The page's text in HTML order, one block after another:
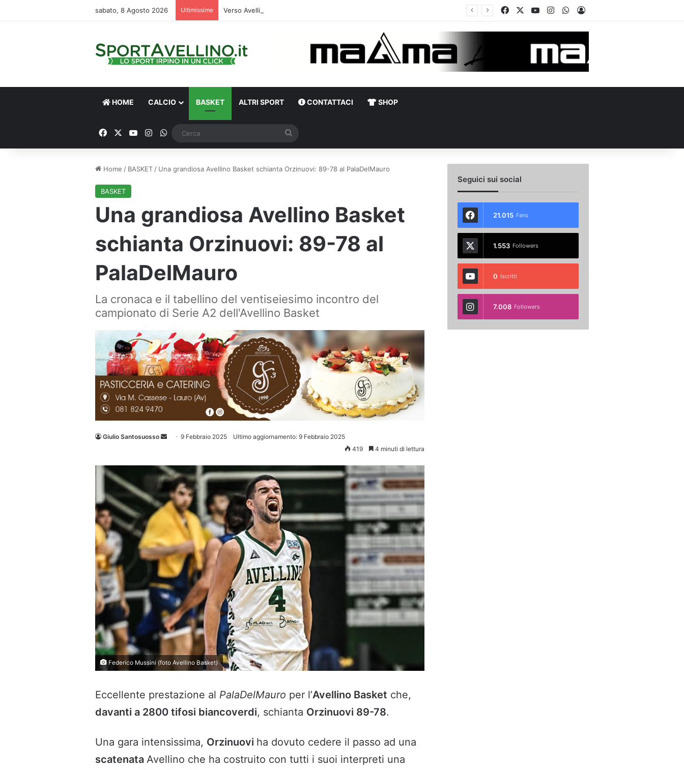
sabato, 8 Agosto 2026 Ultimissime Verso Avellino-Torino, il focus sulla formazione granata FacebookYou TubeInstagramWhatsApp
Accedi
HOME CALCIO BASKET ALTRI SPORT CONTATTACI SHOP
FacebookYou TubeInstagram
WhatsApp
Home / BASKET / Una grandiosa Avellino Basket schianta Orzinuovi: 89-78 al PalaDelMauro
BASKET
Una grandiosa Avellino Basket
schianta Orzinuovi: 89-78 al
PalaDelMauro
La cronaca e il tabellino del ventiseiesimo incontro del
campionato di Serie A2 dell'Avellino Basket
Giulio Santosuosso
Invia 9 Febbraio 2025
Ultimo aggiornamento: 9 Febbraio 2025
419
4 minuti di lettura
Federico Mussini (foto Avellino Basket)
Eccellente prestazione al PalaDelMauro per l’Avellino Basket che,
davanti a 2800 tifosi biancoverdi, schianta Orzinuovi 89-78.
Una gara intensissima, Orzinuovi ha dovuto cedere il passo ad una
scatenata Avellino che ha costruito con tutti i suoi interpreti una
Seguici sui social
21.015 Fans
1.553 Followers
0 Iscritti
7.008 Followers